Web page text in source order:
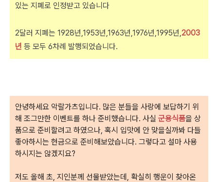
있는 지폐로 인정받고 있습니다
2달러 지폐는 1928년,1953년,1963년,1976년,1995년, 2003
년 등 모두 6차례 발행되었습니다.
안녕하세요 악랄가츠입니다. 많은 분들을 사랑에 보답하기 위
해 조그만한 이벤트를 하나 준비했습니다. 사실 군용식품을 상
품으로 준비할려고 하였으나, 혹시 입맛에 안 맞을실까봐 다들
좋아하시는 현금으로 준비해보았습니다. 그렇다고 설마 사용
하시지는 않겠지요?
저도 올해 초, 지인분께 선물받았는데, 확실히 행운이 찾아온